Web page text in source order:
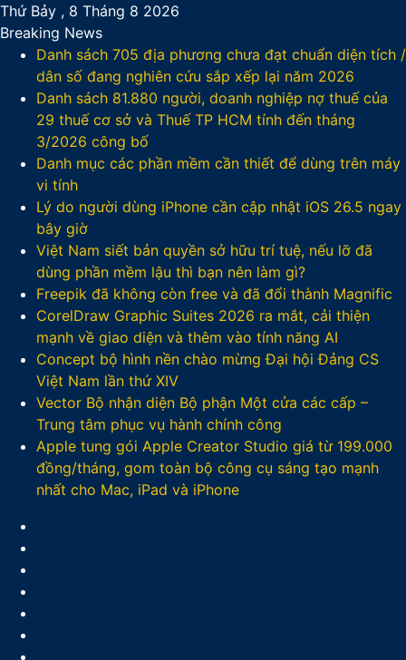
Thứ Bảy , 8 Tháng 8 2026
Breaking News
Danh sách 705 địa phương chưa đạt chuẩn diện tích /
dân số đang nghiên cứu sắp xếp lại năm 2026
Danh sách 81.880‬ người, doanh nghiệp nợ thuế của
29 thuế cơ sở và Thuế TP HCM tính đến tháng
3/2026 công bố
Danh mục các phần mềm cần thiết để dùng trên máy
vi tính
Lý do người dùng iPhone cần cập nhật iOS 26.5 ngay
bây giờ
Việt Nam siết bản quyền sở hữu trí tuệ, nếu lỡ đã
dùng phần mềm lậu thì bạn nên làm gì?
Freepik đã không còn free và đã đổi thành Magnific
CorelDraw Graphic Suites 2026 ra mắt, cải thiện
mạnh về giao diện và thêm vào tính năng AI
Concept bộ hình nền chào mừng Đại hội Đảng CS
Việt Nam lần thứ XIV
Vector Bộ nhận diện Bộ phận Một cửa các cấp –
Trung tâm phục vụ hành chính công
Apple tung gói Apple Creator Studio giá từ 199.000
đồng/tháng, gom toàn bộ công cụ sáng tạo mạnh
nhất cho Mac, iPad và iPhone